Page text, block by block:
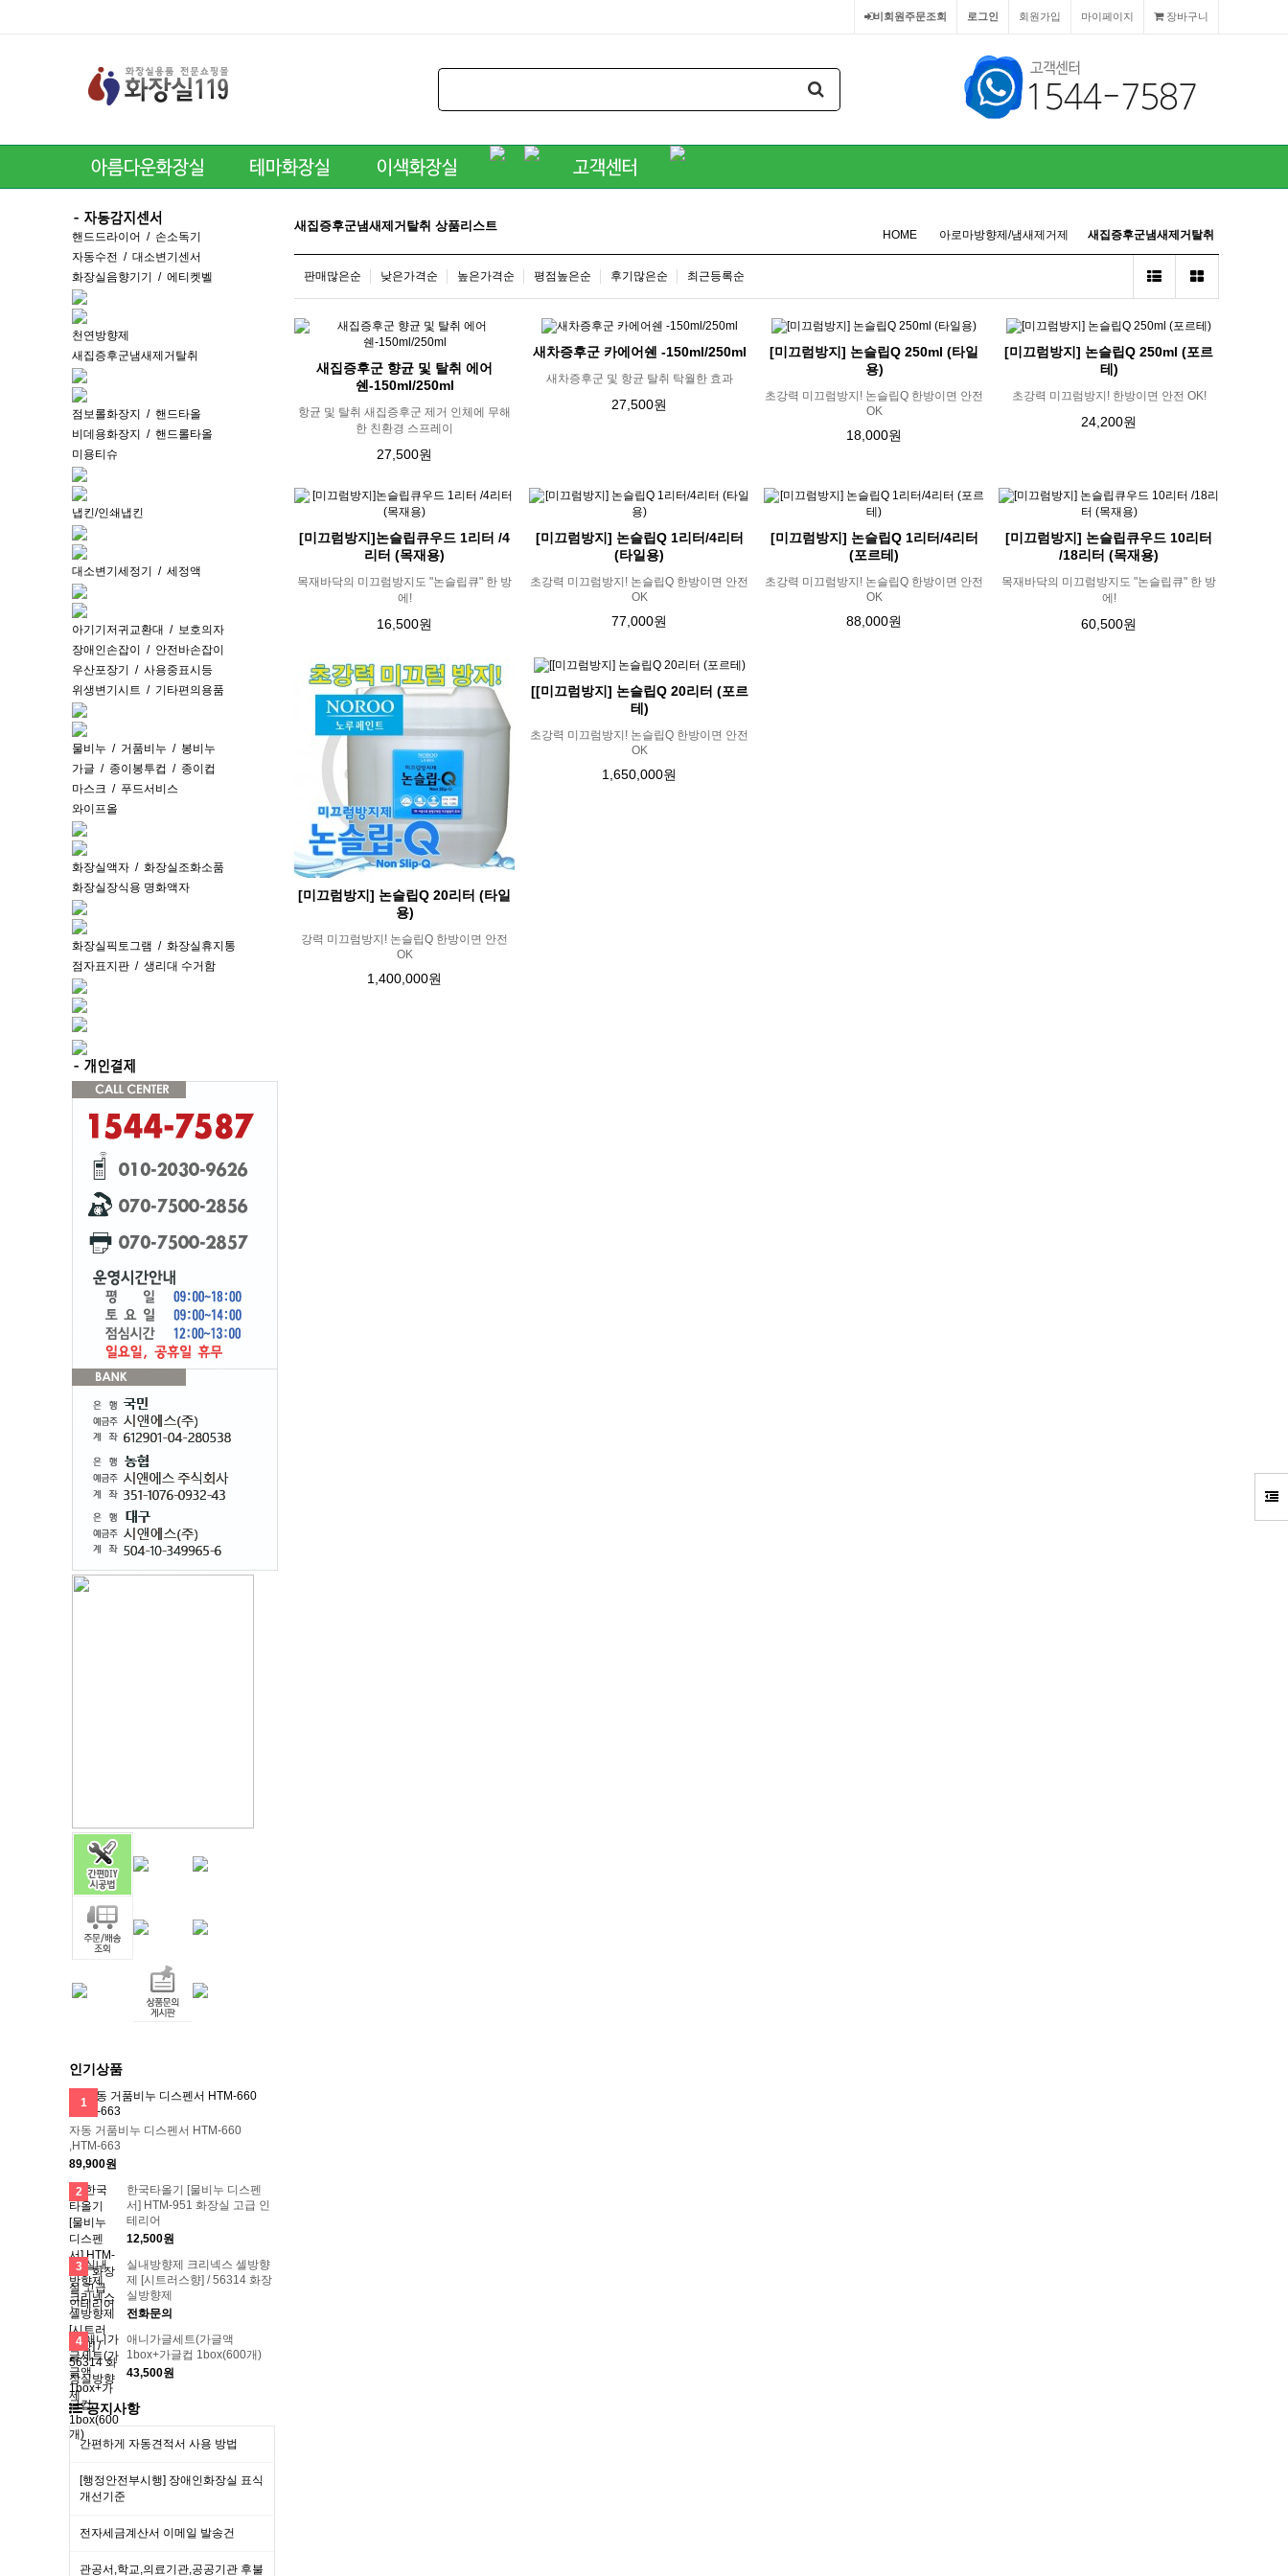
장바구니
마이페이지
회원가입
로그인
비회원주문조회
핸드드라이어 / 손소독기
자동수전 / 대소변기센서
화장실음향기기
/ 에티켓벨
천연방향제
새집증후군냄새제거탈취
점보롤화장지 / 핸드타올
비데용화장지
/ 핸드롤타올
미용티슈
냅킨/인쇄냅킨
대소변기세정기 / 세정액
아기기저귀교환대 / 보호의자
장애인손잡이
/ 안전바손잡이
우산포장기
/ 사용중표시등
위생변기시트 / 기타편의용품
물비누 / 거품비누 / 봉비누
가글 / 종이봉투컵 / 종이컵
마스크 / 푸드서비스
와이프올
화장실액자 / 화장실조화소품
화장실장식용 명화액자
화장실픽토그램 / 화장실휴지통
점자표지판 / 생리대 수거함
인기상품
1
자동 거품비누 디스펜서 HTM-660
,HTM-663
89,900원
2
한국타올기 [물비누 디스펜
서] HTM-951 화장실 고급 인
테리어
12,500원
3
실내방향제 크리넥스 셀방향
제 [시트러스향] / 56314 화장
실방향제
전화문의
4
애니가글세트(가글액
1box+가글컵 1box(600개)
43,500원
공지사항
간편하게 자동견적서 사용 방법
[행정안전부시행] 장애인화장실 표식
개선기준
전자세금계산서 이메일 발송건
관공서,학교,의료기관,공공기관 후불
새집증후군냄새제거탈취 상품리스트
HOME 아로마방향제/냄새제거제 새집증후군냄새제거탈취
판매많은순 낮은가격순 높은가격순 평점높은순 후기많은순 최근등록순
새집증후군 향균 및 탈취 에어
쉔-150ml/250ml
항균 및 탈취 새집증후군 제거 인체에 무해
한 친환경 스프레이
27,500원
새차증후군 카에어쉔 -150ml/250ml
새차증후군 및 항균 탈취 탁월한 효과
27,500원
[미끄럼방지] 논슬립Q 250ml (타일
용)
초강력 미끄럼방지! 논슬립Q 한방이면 안전
OK
18,000원
[미끄럼방지] 논슬립Q 250ml (포르
테)
초강력 미끄럼방지! 한방이면 안전 OK!
24,200원
[미끄럼방지]논슬립큐우드 1리터 /4
리터 (목재용)
목재바닥의 미끄럼방지도 "논슬립큐" 한 방
에!
16,500원
[미끄럼방지] 논슬립Q 1리터/4리터
(타일용)
초강력 미끄럼방지! 논슬립Q 한방이면 안전
OK
77,000원
[미끄럼방지] 논슬립Q 1리터/4리터
(포르테)
초강력 미끄럼방지! 논슬립Q 한방이면 안전
OK
88,000원
[미끄럼방지] 논슬립큐우드 10리터
/18리터 (목재용)
목재바닥의 미끄럼방지도 "논슬립큐" 한 방
에!
60,500원
[미끄럼방지] 논슬립Q 20리터 (타일
용)
강력 미끄럼방지! 논슬립Q 한방이면 안전
OK
1,400,000원
[[미끄럼방지] 논슬립Q 20리터 (포르
테)
초강력 미끄럼방지! 논슬립Q 한방이면 안전
OK
1,650,000원